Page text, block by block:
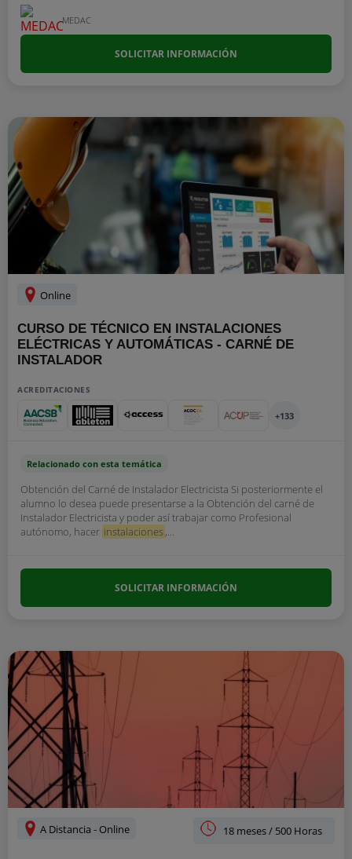
MEDAC
SOLICITAR INFORMACIÓN
Online
CURSO DE TÉCNICO EN INSTALACIONES
ELÉCTRICAS Y AUTOMÁTICAS - CARNÉ DE
INSTALADOR
ACREDITACIONES
+133
Relacionado con esta temática
Obtención del Carné de Instalador Electricista Si posteriormente el
alumno lo desea puede presentarse a la Obtención del carné de
Instalador Electricista y poder así trabajar como Profesional
autónomo, hacer instalaciones,...
SOLICITAR INFORMACIÓN
A Distancia - Online 18 meses / 500 Horas